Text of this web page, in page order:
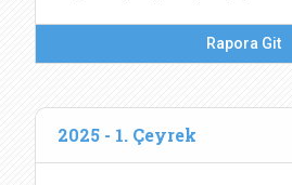
Rapora Git
2025 - 1. Çeyrek